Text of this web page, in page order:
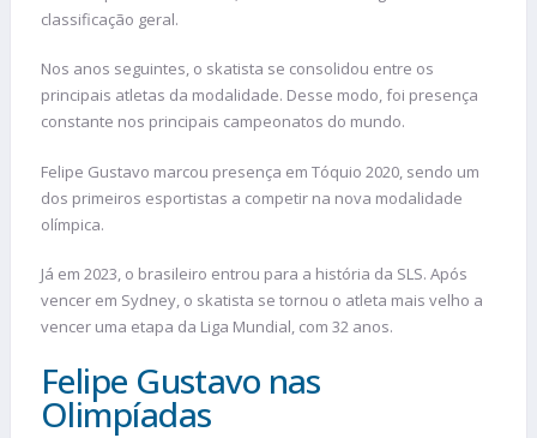
classificação geral.
Nos anos seguintes, o skatista se consolidou entre os
principais atletas da modalidade. Desse modo, foi presença
constante nos principais campeonatos do mundo.
Felipe Gustavo marcou presença em Tóquio 2020, sendo um
dos primeiros esportistas a competir na nova modalidade
olímpica.
Já em 2023, o brasileiro entrou para a história da SLS. Após
vencer em Sydney, o skatista se tornou o atleta mais velho a
vencer uma etapa da Liga Mundial, com 32 anos.
Felipe Gustavo nas
Olimpíadas